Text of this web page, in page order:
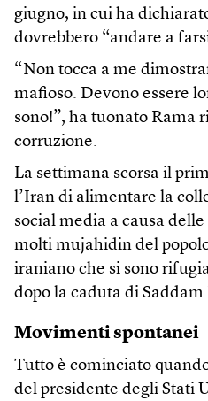
giugno, in cui ha
dovrebbero “andare a
“Non tocca a me
mafioso. Devono essere
sono!”, ha tuonato Rama
corruzione.
La settimana scorsa il
l’Iran di alimentare la
social media a causa
molti mujahidin del
iraniano che si sono
dopo la caduta di
Movimenti spontanei
Tutto è cominciato
del presidente degli Stati